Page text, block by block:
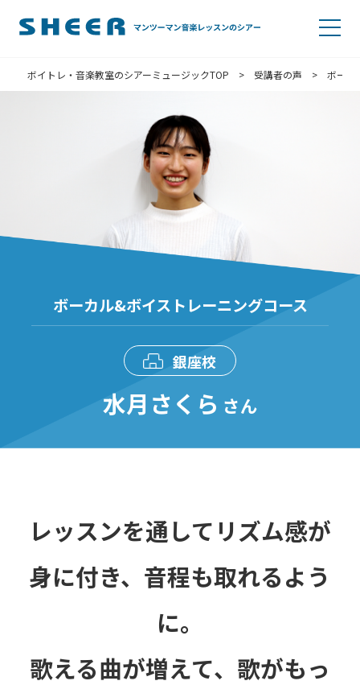
ボイトレ・音楽教室のシアーミュージックTOP > 受講者の声 > ボーカ
ボーカル&ボイストレーニングコース
銀座校
水月さくら さん
レッスンを通してリズム感が
身に付き、音程も取れるよう
に。
歌える曲が増えて、歌がもっ